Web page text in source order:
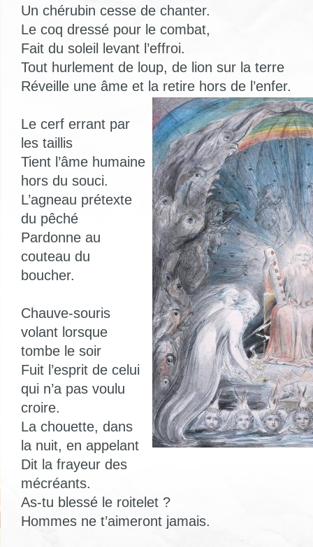
Un chérubin cesse de chanter.
Le coq dressé pour le combat,
Fait du soleil levant l’effroi.
Tout hurlement de loup, de lion sur la terre
Réveille une âme et la retire hors de l’enfer.
Le cerf errant par
les taillis
Tient l’âme humaine
hors du souci.
L’agneau prétexte
du pêché
Pardonne au
couteau du
boucher.
Chauve-souris
volant lorsque
tombe le soir
Fuit l’esprit de celui
qui n’a pas voulu
croire.
La chouette, dans
la nuit, en appelant
Dit la frayeur des
mécréants.
As-tu blessé le roitelet ?
Hommes ne t’aimeront jamais.